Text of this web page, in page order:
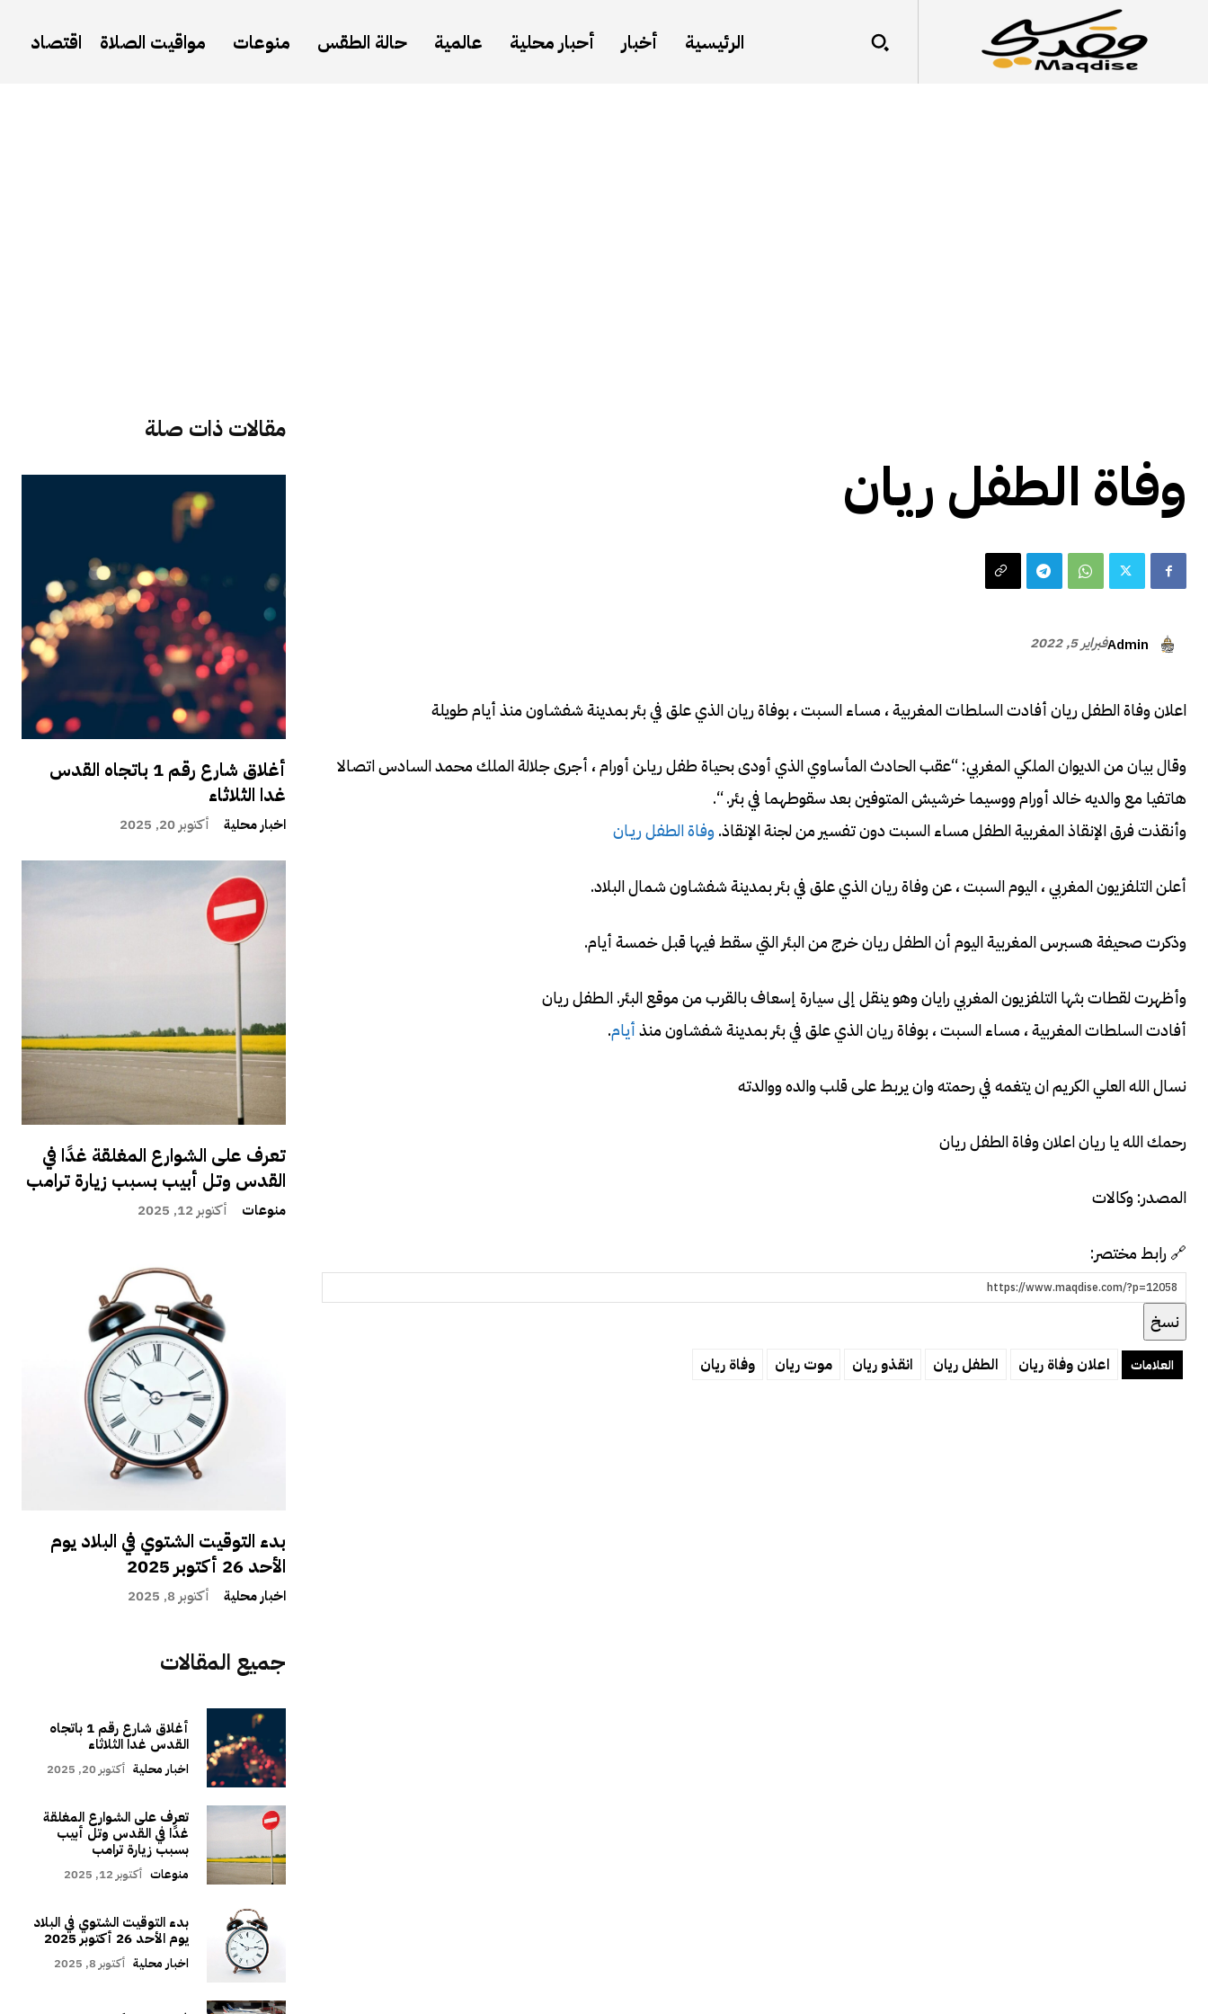
الرئيسية أخبار أحبار محلية عالمية حالة الطقس منوعات مواقيت الصلاة اقتصاد
مقالات ذات صلة
أغلاق شارع رقم 1 باتجاه القدس
غدا الثلاثاء
اخبار محلية أكتوبر 20, 2025
تعرف على الشوارع المغلقة غدًا في
القدس وتل أبيب بسبب زيارة ترامب
منوعات أكتوبر 12, 2025
بدء التوقيت الشتوي في البلاد يوم
الأحد 26 أكتوبر 2025
اخبار محلية أكتوبر 8, 2025
جميع المقالات
أغلاق شارع رقم 1 باتجاه
القدس غدا الثلاثاء
اخبار محلية أكتوبر 20, 2025
تعرف على الشوارع المغلقة
غدًا في القدس وتل أبيب
بسبب زيارة ترامب
منوعات أكتوبر 12, 2025
بدء التوقيت الشتوي في البلاد
يوم الأحد 26 أكتوبر 2025
اخبار محلية أكتوبر 8, 2025
وفاة الطفل ريان
فبراير 5, 2022Admin
اعلان وفاة الطفل ريان أفادت السلطات المغربية ، مساء السبت ، بوفاة ريان الذي علق في بئر بمدينة شفشاون منذ أيام طويلة
وقال بيان من الديوان الملكي المغربي: “عقب الحادث المأساوي الذي أودى بحياة طفل رياـن أورام ، أجرى جلالة الملك محمد السادس اتصالا
هاتفيا مع والديه خالد أورام ووسيما خرشيش المتوفين بعد سقوطهما في بئر. “.
وأنقذت فرق الإنقاذ المغربية الطفل مساء السبت دون تفسير من لجنة الإنقاذ. وفاة الطفل ريـان
أعلن التلفزيون المغربي ، اليوم السبت ، عن وفاة ريان الذي علق في بئر بمدينة شفشاون شمال البلاد.
وذكرت صحيفة هسبرس المغربية اليوم أن الطفل ريان خرج من البئر التي سقط فيها قبل خمسة أيام.
وأظهرت لقطات بثها التلفزيون المغربي رايان وهو ينقل إلى سيارة إسعاف بالقرب من موقع البئر. الـطفل ريان
أفادت السلطات المغربية ، مساء السبت ، بوفاة ريان الذي علق في بئر بمدينة شفشاون منذأيام.
نسال الله العلي الكريم ان يتغمه في رحمته وان يربط على قلب والده ووالدته
رحمك الله يا ريان اعلان وفاة الطفل ريان
المصدر: وكالات
🔗 رابط مختصر:
نسخ
العلامات اعلان وفاة ريان الطفل ريان انقذو ريان موت ريان وفاة ريان